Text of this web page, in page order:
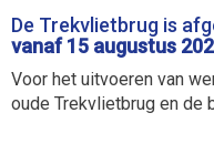
De Trekvlietbrug is
vanaf 15 augustus
Voor het uitvoeren van
oude Trekvlietbrug en de